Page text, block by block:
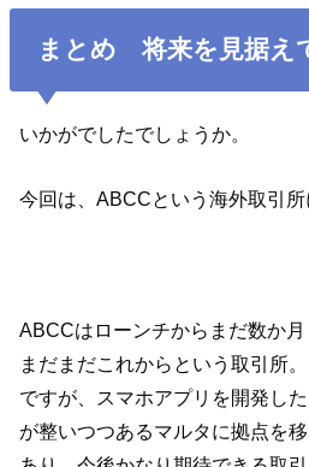
まとめ 将来を見据え
いかがでしたでしょうか。
今回は、ABCCという海外取引所
ABCCはローンチからまだ数か月
まだまだこれからという取引所。
ですが、スマホアプリを開発し
が整いつつあるマルタに拠点を